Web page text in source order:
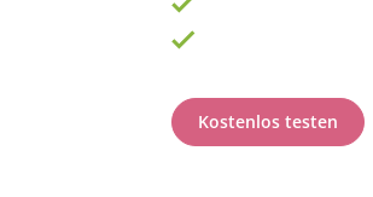
Kostenlos testen